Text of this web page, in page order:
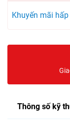
Khuyến mãi
Thông số kỹ